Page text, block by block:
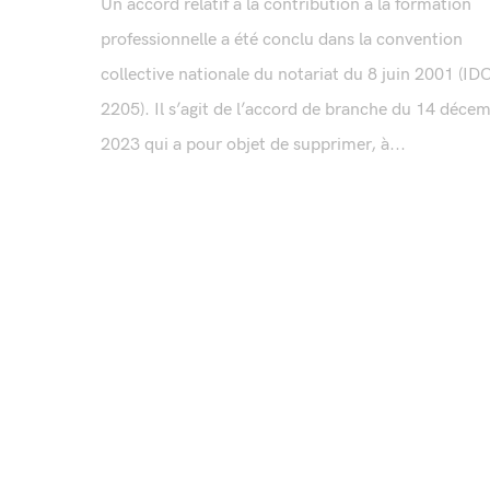
Un accord relatif à la contribution à la formation
professionnelle a été conclu dans la convention
collective nationale du notariat du 8 juin 2001
2205). Il s’agit de l’accord de branche du 14
2023 qui a pour objet de supprimer, à...